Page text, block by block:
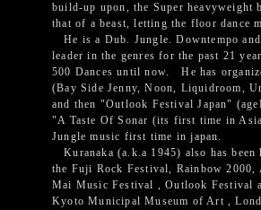
build-up upon, the Super heavyweight
that of a beast, letting the floor dance
He is a Dub. Jungle. Downtempo
leader in the genres for the past 21
500 Dances until now. He has
(Bay Side Jenny, Noon, Liquidroom,
and then "Outlook Festival Japan"
"A Taste Of Sonar (its first time in
Jungle music first time in japan.
Kuranaka (a.k.a 1945) also has been
the Fuji Rock Festival, Rainbow 2000,
Mai Music Festival , Outlook Festival
Kyoto Municipal Museum of Art ,